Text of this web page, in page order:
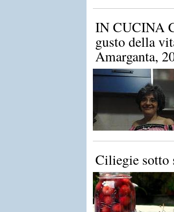
IN CUCINA
gusto della
Amarganta,
Ciliegie